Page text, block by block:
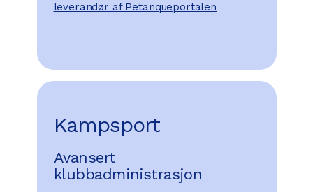
leverandør af Petanqueportalen
Kampsport
Avansert
klubbadministrasjon